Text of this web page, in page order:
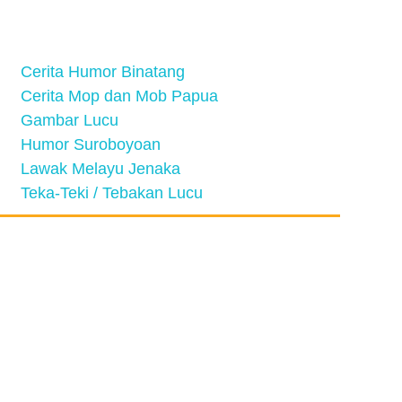
Cerita Humor Binatang
Cerita Mop dan Mob Papua
Gambar Lucu
Humor Suroboyoan
Lawak Melayu Jenaka
Teka-Teki / Tebakan Lucu